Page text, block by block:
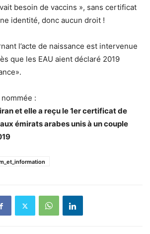
besoin de vaccins », sans certificat
identité, donc aucun droit !
l’acte de naissance est intervenue
que les EAU aient déclaré 2019
:
et elle a reçu le 1er certificat de
émirats arabes unis à un couple